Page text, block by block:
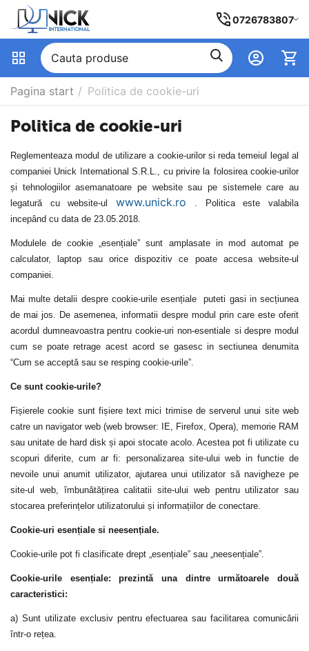
0726783807
Pagina start / Politica de cookie-uri
Politica de cookie-uri
Reglementeazamodul deutilizare a cookie-urilor siredatemeiul legal al
companiei Unick International S.R.L., cu privire la folosireacookie-urilor
și tehnologiilorasemanatoare pe website sau pe sistemelecare au
legatură cu website-ulwww.unick.ro . Politicaestevalabila
incepând cu data de 23.05.2018.
Modulele de cookie „esențiale” sunt amplasate in mod automat pe
calculator, laptop sau orice dispozitiv ce poate accesa website-ul
companiei.
Mai multe detalii desprecookie-urile esențialeputeti gasi insecțiunea
de mai jos. De asemenea, informatii despre modul prin care este oferit
acordul dumneavoastrapentru cookie-uri non-esentiale si despre modul
cum se poate retrage acest acord se gasesc in sectiuneadenumita
“Cum se acceptă sau se resping cookie-urile”.
Ce sunt cookie-urile?
Fișierele cookie sunt fișiere text mici trimise de serverul unui site web
catre un navigator web (web browser: IE, Firefox, Opera), memorie RAM
sau unitate de hard disk și apoi stocate acolo. Acestea pot fi utilizate cu
scopuri diferite, cum ar fi: personalizarea site-ului web in functie de
nevoile unui anumit utilizator, ajutarea unui utilizator să navigheze pe
site-ul web, îmbunătățirea calitatii site-ului web pentru utilizator sau
stocarea preferințelor utilizatorului și informațiilor de conectare.
Cookie-uri esențiale si neesențiale.
Cookie-urile pot fi clasificate drept „esențiale” sau „neesențiale”.
Cookie-urile esențiale: prezintă una dintre următoarele două
caracteristici:
a) Sunt utilizate exclusiv pentru efectuarea sau facilitarea comunicării
într-o rețea.